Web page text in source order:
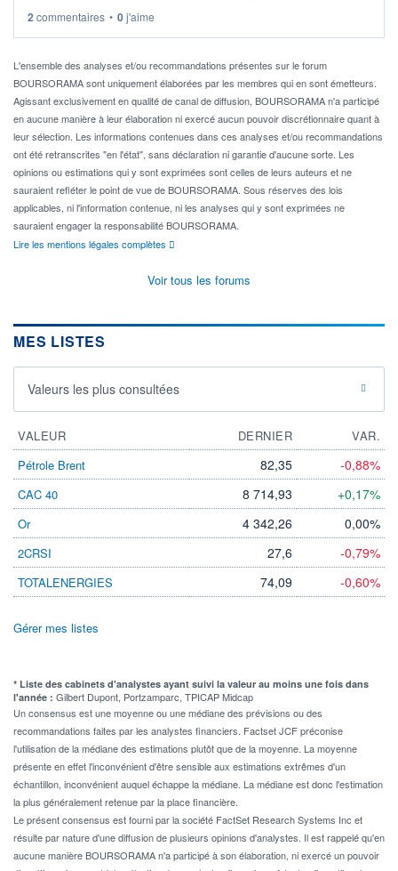
2 commentaires • 0j'aime
L'ensemble des analyses et/ou recommandations présentes sur le forum
BOURSORAMA sont uniquement élaborées par les membres qui en sont émetteurs.
Agissant exclusivement en qualité de canal de diffusion, BOURSORAMA n'a participé
en aucune manière à leur élaboration ni exercé aucun pouvoir discrétionnaire quant à
leur sélection. Les informations contenues dans ces analyses et/ou recommandations
ont été retranscrites "en l'état", sans déclaration ni garantie d'aucune sorte. Les
opinions ou estimations qui y sont exprimées sont celles de leurs auteurs et ne
sauraient refléter le point de vue de BOURSORAMA. Sous réserves des lois
applicables, ni l'information contenue, ni les analyses qui y sont exprimées ne
sauraient engager la responsabilité BOURSORAMA.
Lire les mentions légales complètes
Voir tous les forums
MES LISTES
Valeurs les plus consultées
VALEUR DERNIER
VAR.
Pétrole Brent
82,35 -0,88%
CAC 40 8 714,93 +0,17%
Or 4 342,26 0,00%
2CRSI 27,6 -0,79%
TOTALENERGIES 74,09 -0,60%
Gérer mes listes
* Liste des cabinets d'analystes ayant suivi la valeur au moins une fois dans
l'année : Gilbert Dupont, Portzamparc, TPICAP Midcap
Un consensus est une moyenne ou une médiane des prévisions ou des
recommandations faites par les analystes financiers. Factset JCF préconise
l'utilisation de la médiane des estimations plutôt que de la moyenne. La moyenne
présente en effet l'inconvénient d'être sensible aux estimations extrêmes d'un
échantillon, inconvénient auquel échappe la médiane. La médiane est donc l'estimation
la plus généralement retenue par la place financière.
Le présent consensus est fourni par la société FactSet Research Systems Inc et
résulte par nature d'une diffusion de plusieurs opinions d'analystes. Il est rappelé qu'en
aucune manière BOURSORAMA n'a participé à son élaboration, ni exercé un pouvoir